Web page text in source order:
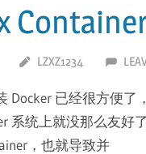
LZXZ1234
Docker 已经很方便了
系统上就没那么友好
，也就导致并